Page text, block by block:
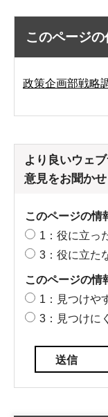
このページ
政策企画部戦略
より良いウェ
意見をお聞か
このページの情
1：役に立っ
3：役に立た
このページの情
1：見つけや
3：見つけに